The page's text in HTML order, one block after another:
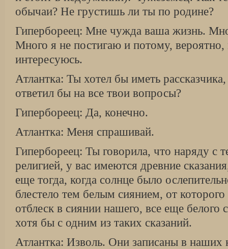
обычаи? Не грустишь ли ты по родине?
Гипербореец: Мне чужда ваша жизнь.
Много я не постигаю и потому,
интересуюсь.
Атлантка: Ты хотел бы иметь
ответил бы на все твои вопросы?
Гипербореец: Да, конечно.
Атлантка: Меня спрашивай.
Гипербореец: Ты говорила, что наряду с
религией, у вас имеются древние
еще тогда, когда солнце было
блестело тем белым сиянием, от
отблеск в сиянии нашего, все еще белого
хотя бы с одним из таких сказаний.
Атлантка: Изволь. Они записаны в наших